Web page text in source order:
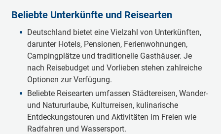
Beliebte Unterkünfte und Reisearten
Deutschland bietet eine Vielzahl von Unterkünften,
darunter Hotels, Pensionen, Ferienwohnungen,
Campingplätze und traditionelle Gasthäuser. Je
nach Reisebudget und Vorlieben stehen zahlreiche
Optionen zur Verfügung.
Beliebte Reisearten umfassen Städtereisen, Wander-
und Natururlaube, Kulturreisen, kulinarische
Entdeckungstouren und Aktivitäten im Freien wie
Radfahren und Wassersport.